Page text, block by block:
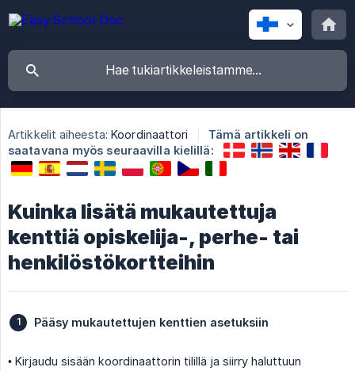
Artikkelit aiheesta: Koordinaattori
Tämä artikkeli on
saatavana myös seuraavilla kielillä:
Kuinka lisätä mukautettuja
kenttiä opiskelija-, perhe- tai
henkilöstökortteihin
Pääsy mukautettujen kenttien asetuksiin
• Kirjaudu sisään koordinaattorin tilillä ja siirry haluttuun